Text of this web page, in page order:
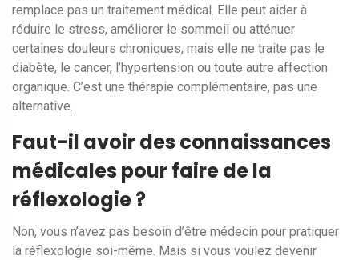
remplace pas un traitement médical. Elle peut aider à
réduire le stress, améliorer le sommeil ou atténuer
certaines douleurs chroniques, mais elle ne traite pas le
diabète, le cancer, l’hypertension ou toute autre affection
organique. C’est une thérapie complémentaire, pas une
alternative.
Faut-il avoir des connaissances
médicales pour faire de la
réflexologie ?
Non, vous n’avez pas besoin d’être médecin pour pratiquer
la réflexologie soi-même. Mais si vous voulez devenir